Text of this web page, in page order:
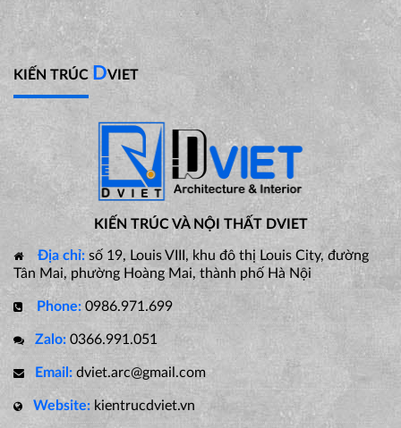
KIẾN TRÚC DVIET
KIẾN TRÚC VÀ NỘI THẤT DVIET
Địa chỉ: số 19, Louis VIII, khu đô thị Louis City, đường
Tân Mai, phường Hoàng Mai, thành phố Hà Nội
Phone: 0986.971.699
Zalo: 0366.991.051
Email: dviet.arc@gmail.com
Website: kientrucdviet.vn